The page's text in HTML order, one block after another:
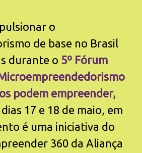
o
de base no Brasil
durante o 5º Fórum
podem empreender,
17 e 18 de maio, em
é uma iniciativa do
360 da Aliança